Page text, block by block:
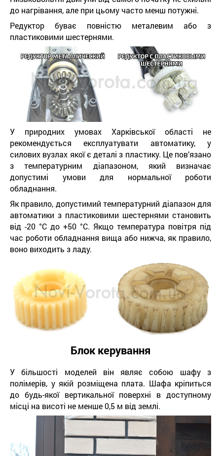
до нагрівання, але при цьому часто менш потужні.
Редуктор буває повністю металевим або з
пластиковими шестернями.
У природних умовах Харківської області не
рекомендується експлуатувати автоматику, у
силових вузлах якої є деталі з пластику. Це пов’язано
з температурним діапазоном, який визначає
допустимі умови для нормальної роботи
обладнання.
Як правило, допустимий температурний діапазон для
автоматики з пластиковими шестернями становить
від -20 °С до +50 °С. Якщо температура повітря під
час роботи обладнання вища або нижча, як правило,
воно виходить з ладу.
Блок керування
У більшості моделей він являє собою шафу з
полімерів, у якій розміщена плата. Шафа кріпиться
до будь-якої вертикальної поверхні в доступному
місці на висоті не менше 0,5 м від землі.